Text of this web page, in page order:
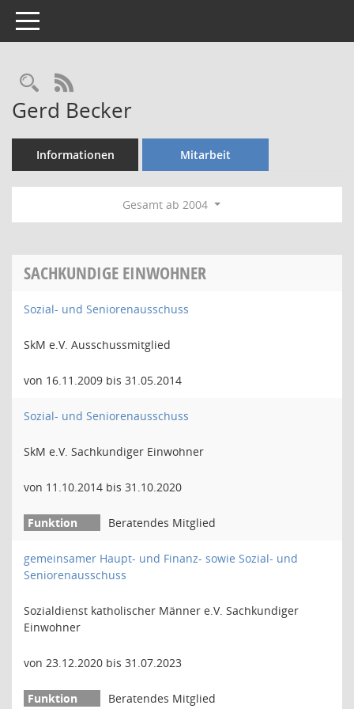
Toggle navigation
Rechercheauswahl
RSS-Feed
Gerd Becker
Informationen Mitarbeit
Gesamt ab 2004
SACHKUNDIGE EINWOHNER
Sozial- und Seniorenausschuss
SkM e.V. Ausschussmitglied
von 16.11.2009 bis 31.05.2014
Sozial- und Seniorenausschuss
SkM e.V. Sachkundiger Einwohner
von 11.10.2014 bis 31.10.2020
Beratendes Mitglied
gemeinsamer Haupt- und Finanz- sowie Sozial- und
Seniorenausschuss
Sozialdienst katholischer Männer e.V. Sachkundiger
Einwohner
von 23.12.2020 bis 31.07.2023
Beratendes Mitglied